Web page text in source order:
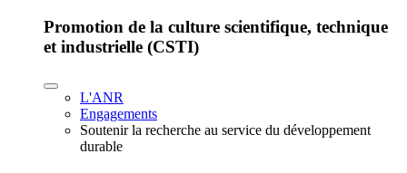
Promotion de la culture scientifique, technique
et industrielle (CSTI)
L'ANR
Engagements
Soutenir la recherche au service du développement
durable